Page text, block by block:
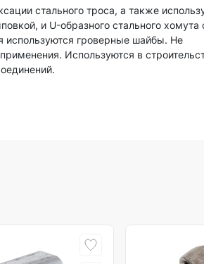
стального троса, а также
и U-образного стального хомута
гроверные шайбы. Не
Используются в